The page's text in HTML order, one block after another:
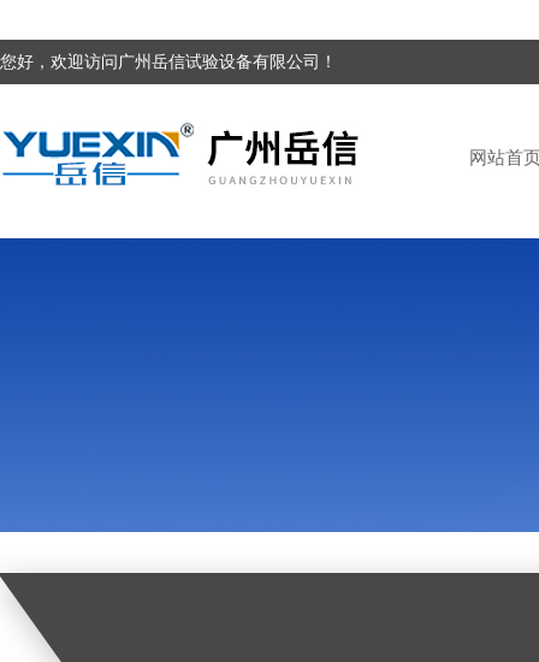
您好，欢迎访问广州岳信试验设备有限公司！
网站首